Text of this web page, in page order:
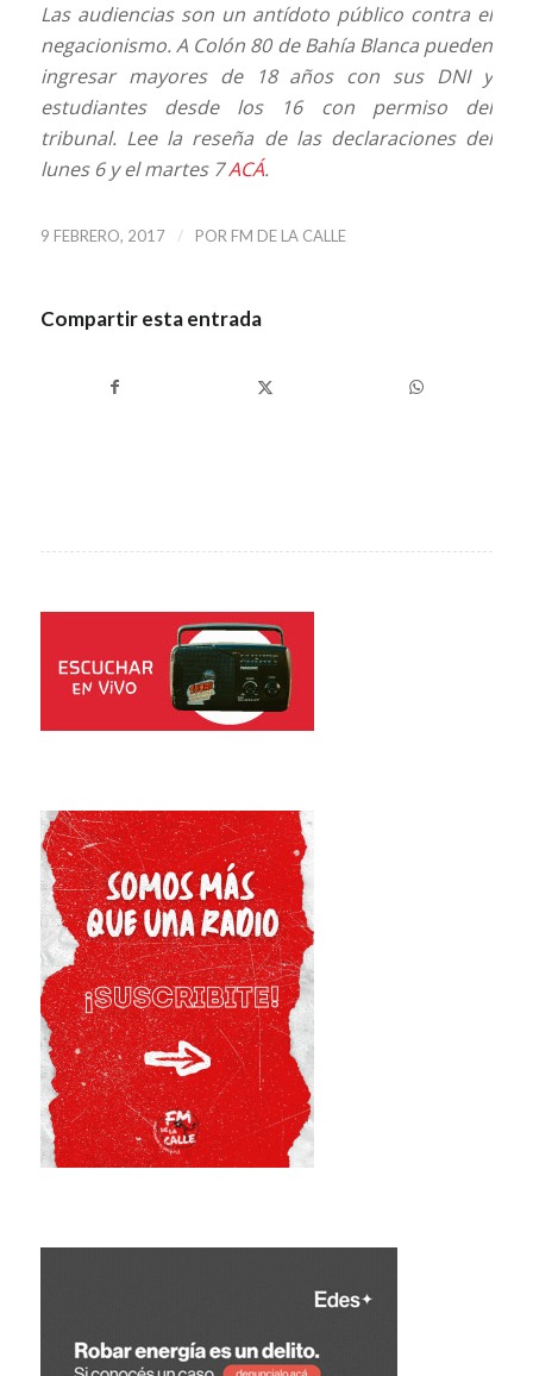
Las audiencias son un antídoto público contra el
negacionismo. A Colón 80 de Bahía Blanca pueden
ingresar mayores de 18 años con sus DNI y
estudiantes desde los 16 con permiso del
tribunal. Lee la reseña de las declaraciones del
lunes 6 y el martes 7ACÁ.
9 FEBRERO, 2017 / POR FM DE LA CALLE
Compartir esta entrada